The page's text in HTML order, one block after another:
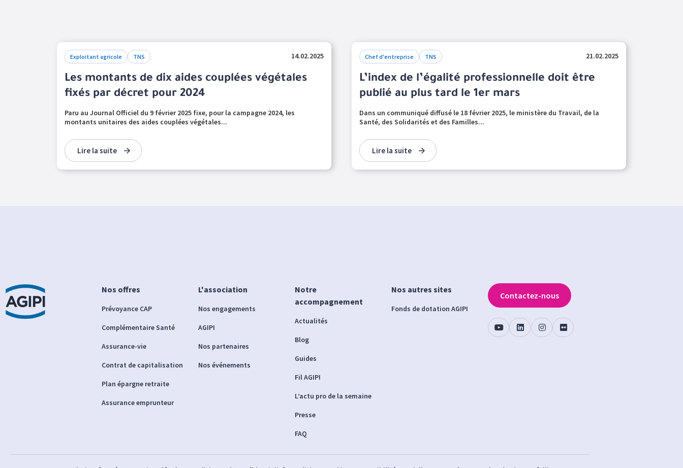
Exploitant agricole TNS 14.02.2025
Les montants de dix aides couplées végétales
fixés par décret pour 2024
Paru au Journal Officiel du 9 février 2025 fixe, pour la campagne 2024, les
montants unitaires des aides couplées végétales...
Lire la suite
Chef d'entreprise TNS 21.02.2025
L’index de l’égalité professionnelle doit être
publié au plus tard le 1er mars
Dans un communiqué diffusé le 18 février 2025, le ministère du Travail, de la
Santé, des Solidarités et des Familles...
Lire la suite
Nos offres
Prévoyance CAP
Complémentaire Santé
Assurance-vie
Contrat de capitalisation
Plan épargne retraite
Assurance emprunteur
L'association
Nos engagements
AGIPI
Nos partenaires
Nos événements
Notre
accompagnement
Actualités
Blog
Guides
Fil AGIPI
L’actu pro de la semaine
Presse
FAQ
Nos autres sites
Fonds de dotation AGIPI
Contactez-nous